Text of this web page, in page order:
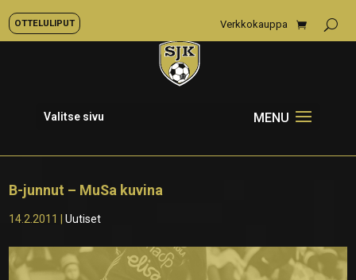
OTTELULIPUT Verkkokauppa
Valitse sivu
B-junnut – MuSa kuvina
14.2.2011 |Uutiset